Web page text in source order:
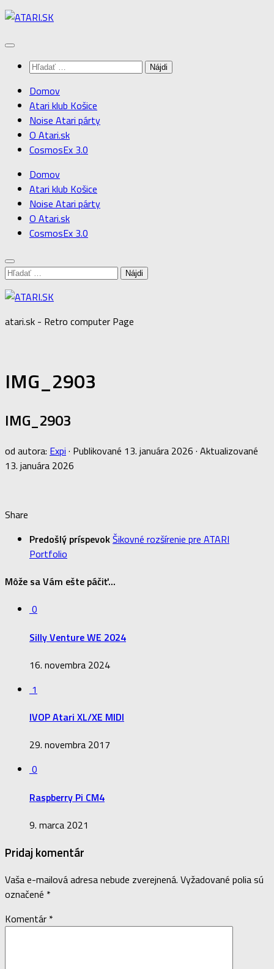
Preskočiť
obsah
Hľadať:
Domov
Atari klub Košice
Noise Atari párty
O Atari.sk
CosmosEx 3.0
Domov
Atari klub Košice
Noise Atari párty
O Atari.sk
CosmosEx 3.0
Hľadať:
atari.sk - Retro computer Page
IMG_2903
IMG_2903
od autora: Expi · Publikované 13. januára 2026 · Aktualizované
13. januára 2026
Share
Predošlý príspevokŠikovné rozšírenie pre ATARI
Portfolio
Môže sa Vám ešte páčiť...
0
Silly Venture WE 2024
16. novembra 2024
1
IVOP Atari XL/XE MIDI
29. novembra 2017
0
Raspberry Pi CM4
9. marca 2021
Pridaj komentár
Vaša e-mailová adresa nebude zverejnená. Vyžadované polia sú
označené *
Komentár *